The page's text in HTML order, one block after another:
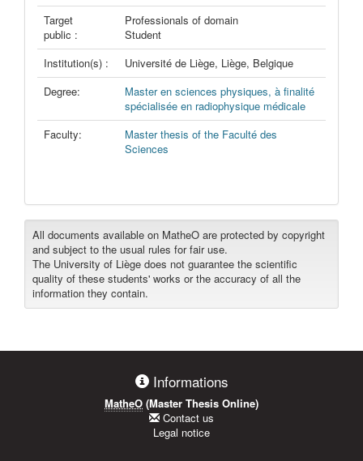
Target
public :
Professionals of domain
Student
Institution(s) :
Université de Liège, Liège, Belgique
Degree:
Master en sciences physiques, à finalité
spécialisée en radiophysique médicale
Faculty:
Master thesis of the Faculté des
Sciences
All documents available on MatheO are protected by copyright
and subject to the usual rules for fair use.
The University of Liège does not guarantee the scientific
quality of these students' works or the accuracy of all the
information they contain.
Informations
MatheO (Master Thesis Online)
Contact us
Legal notice